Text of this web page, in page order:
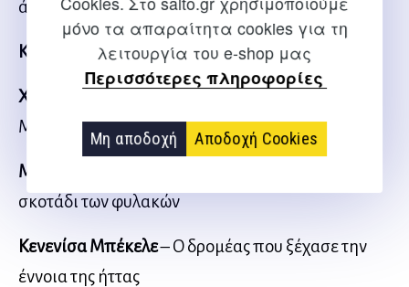
μόνο τα απαραίτητα cookies για τη
λειτουργία του e-shop μας
Περισσότερες πληροφορίες
Μη αποδοχή Αποδοχή Cookies
άστρου
Κάθι Φρήμαν– Το καμάρι των Αβορίγινων
Χισάμ Ελ Γκερούζ
Μαρόκο
Μάριον Τζόουνς
σκοτάδι των φυλακών
Κενενίσα Μπέκελε– Ο δρομέας που ξέχασε την
έννοια της ήττας